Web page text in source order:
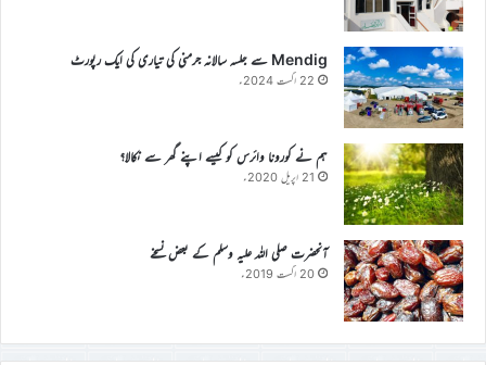
Mendig سے جلسہ سالانہ جرمنی کی تیاری کی ایک رپورٹ
22 اگست 2024ء
ہم نے کورونا وائرس کو کیسے اپنے گھر سے نکالا؟
21 اپریل 2020ء
آنحضرت صلی اللہ علیہ وسلم کے بعض نسخے
20 اگست 2019ء